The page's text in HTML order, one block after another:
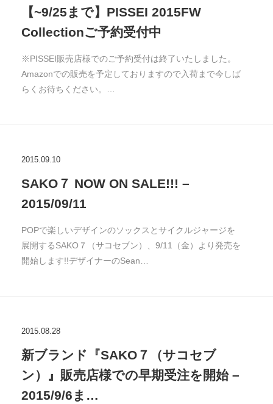
【~9/25まで】PISSEI 2015FW
Collectionご予約受付中
※PISSEI販売店様でのご予約受付は終了いたしました。
Amazonでの販売を予定しておりますので入荷まで今しば
らくお待ちください。…
2015.09.10
SAKO７ NOW ON SALE!!! –
2015/09/11
POPで楽しいデザインのソックスとサイクルジャージを
展開するSAKO７（サコセブン）、9/11（金）より発売を
開始します!!デザイナーのSean…
2015.08.28
新ブランド『SAKO７（サコセブ
ン）』販売店様での早期受注を開始 –
2015/9/6ま…